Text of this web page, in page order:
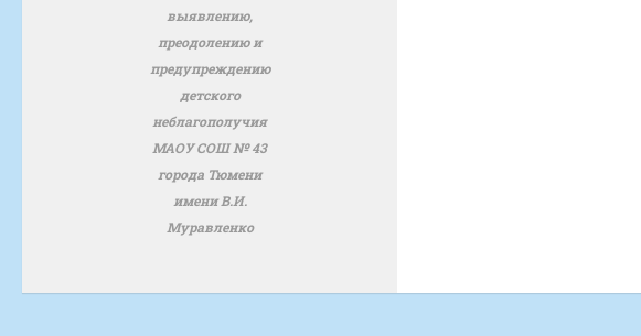
выявлению,
преодолению и
предупреждению
детского
неблагополучия
МАОУ СОШ № 43
города Тюмени
имени В.И.
Муравленко